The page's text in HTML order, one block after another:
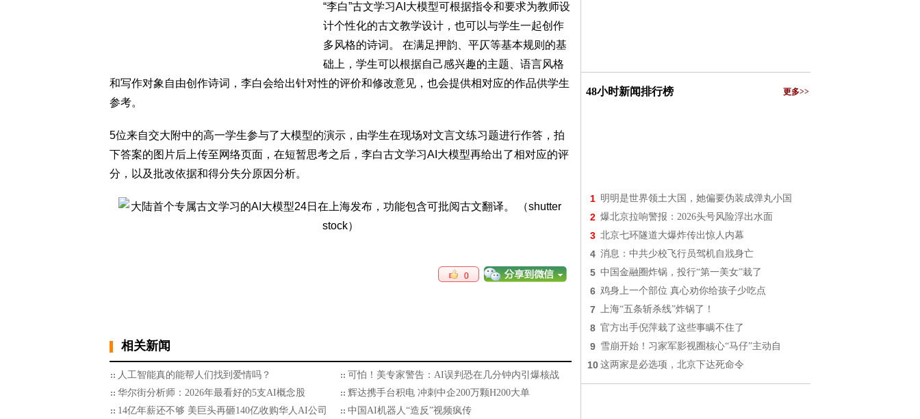
“李白”古文学习AI大模型可根据指令和要求为教师设
计个性化的古文教学设计，也可以与学生一起创作
多风格的诗词。 在满足押韵、平仄等基本规则的基
础上，学生可以根据自己感兴趣的主题、语言风格
和写作对象自由创作诗词，李白会给出针对性的评价和修改意见，也会提供相对应的作品供学生
参考。
5位来自交大附中的高一学生参与了大模型的演示，由学生在现场对文言文练习题进行作答，拍
下答案的图片后上传至网络页面，在短暂思考之后，李白古文学习AI大模型再给出了相对应的评
分，以及批改依据和得分失分原因分析。
0
相关新闻
人工智能真的能帮人们找到爱情吗？
可怕！美专家警告：AI误判恐在几分钟内引爆核战
华尔街分析师：2026年最看好的5支AI概念股
辉达携手台积电 冲刺中企200万颗H200大单
14亿年薪还不够 美巨头再砸140亿收购华人AI公司
中国AI机器人“造反”视频疯传
48小时新闻排行榜 更多>>
1 明明是世界领土大国，她偏要伪装成弹丸小国
2 爆北京拉响警报：2026头号风险浮出水面
3 北京七环隧道大爆炸传出惊人内幕
4 消息：中共少校飞行员驾机自戕身亡
5 中国金融圈炸锅，投行“第一美女”栽了
6 鸡身上一个部位 真心劝你给孩子少吃点
7 上海“五条斩杀线”炸锅了！
8 官方出手倪萍栽了这些事瞒不住了
9 雪崩开始！习家军影视圈核心“马仔”主动自
10 这两家是必选项，北京下达死命令